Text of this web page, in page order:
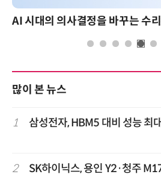
많이 본 뉴스
1 삼성전자, HBM5 대비 성능 최
2 SK하이닉스, 용인 Y2·청주